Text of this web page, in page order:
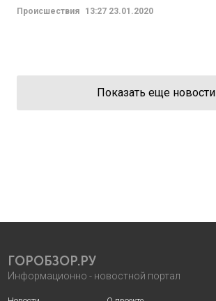
Происшествия 13:27 23.01.2020
Показать еще новости
ГОРОБЗОР.РУ
Информационно - новостной портал